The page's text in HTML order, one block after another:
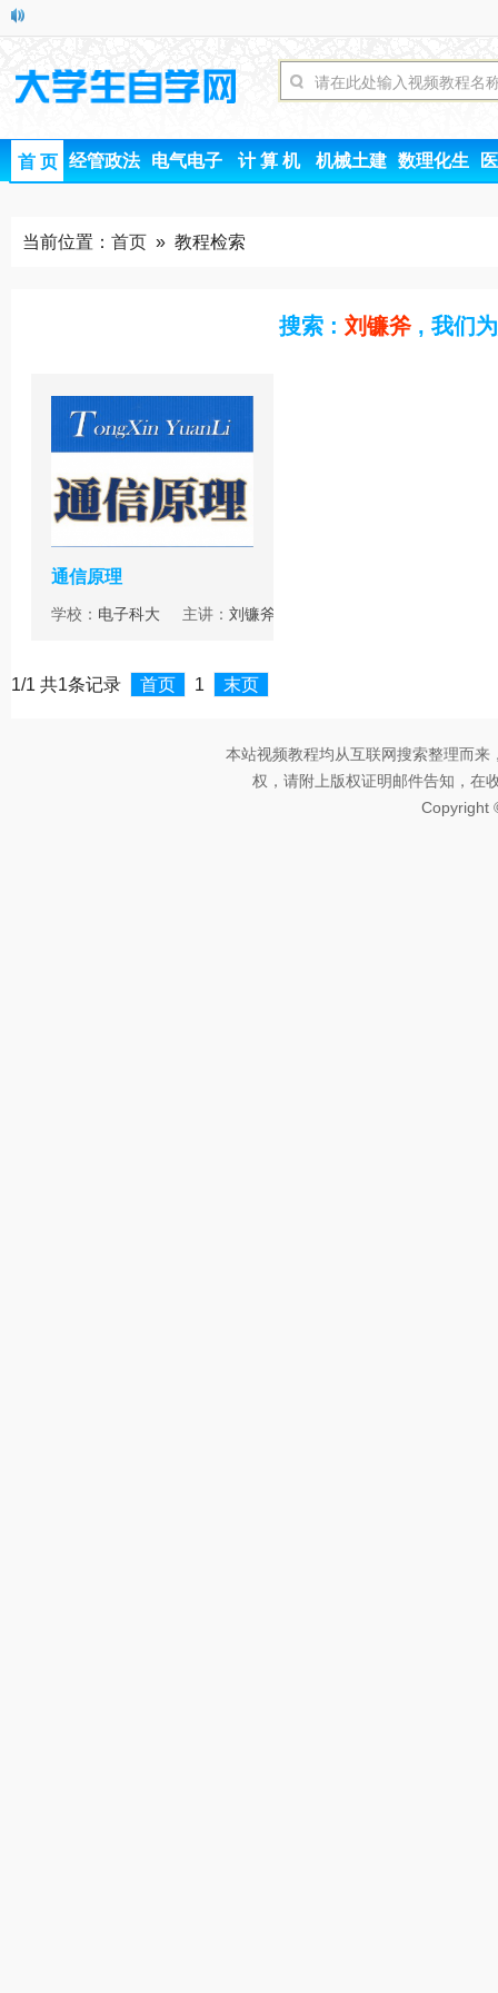
首 页 经管政法 电气电子 计 算 机 机械土建 数理化生
当前位置： 首页 » 教程检索
搜索 : 刘镰斧 , 我们
通信原理
学校： 电子科大 主讲： 刘镰斧
1/1 共1条记录 首页 1 末页
本站视频教程均从互联网搜索整理而
权，请附上版权证明邮件告知，在
Copyright